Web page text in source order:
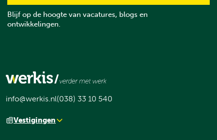
Blijf op de hoogte van vacatures, blogs en
ontwikkelingen.
info@werkis.nl(038) 33 10 540
Vestigingen